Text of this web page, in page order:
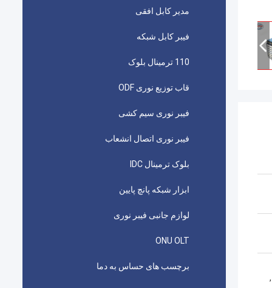
مدیر کابل افقی
فیبر کابل شبکه
110 ترمینال بلوک
قاب توزیع نوری ODF
فیبر نوری سیم کشی
فیبر نوری اتصال انشعاب
بلوک ترمینال IDC
ابزار شبکه پانچ پایین
لوازم جانبی فیبر نوری
ONU OLT
برچسب های حساس به دما
,